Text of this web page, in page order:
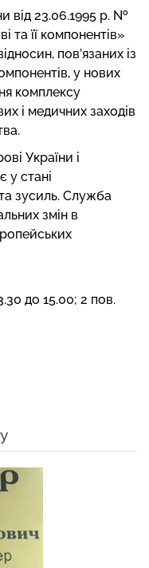
від 23.06.1995 р. №
її компонентів»
пов’язаних із
у нових
комплексу
і медичних заходів
України і
у стані
зусиль. Служба
змін в
до 15.00; 2 пов.